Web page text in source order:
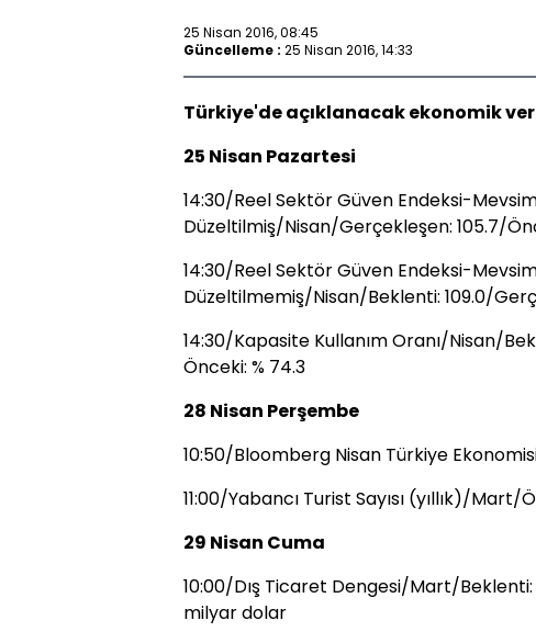
25 Nisan 2016, 08:45
Güncelleme : 25 Nisan 2016, 14:33
Türkiye'de açıklanacak ekonomik
25 Nisan Pazartesi
14:30/Reel Sektör Güven Endeksi-
Düzeltilmiş/Nisan/Gerçekleşen: 105.7/
14:30/Reel Sektör Güven Endeksi-
Düzeltilmemiş/Nisan/Beklenti: 109.0/
14:30/Kapasite Kullanım Oranı/Nisan/
Önceki: % 74.3
28 Nisan Perşembe
10:50/Bloomberg Nisan Türkiye
11:00/Yabancı Turist Sayısı (yıllık)/Mart/
29 Nisan Cuma
10:00/Dış Ticaret Dengesi/Mart/
milyar dolar